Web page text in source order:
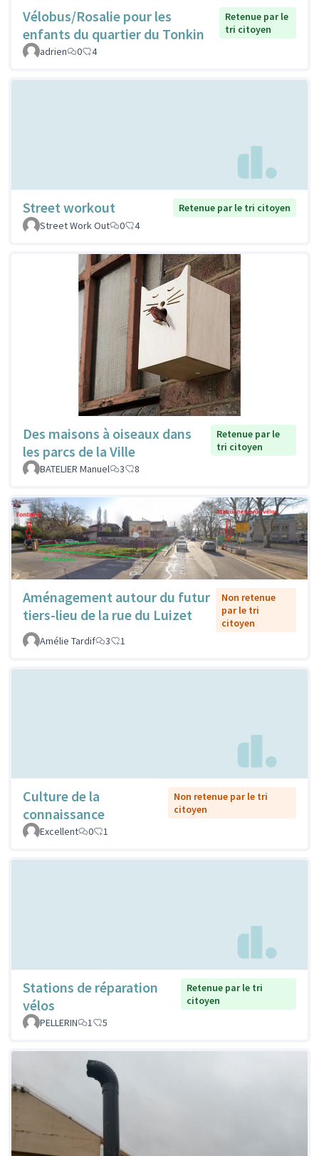
Vélobus/Rosalie pour les
enfants du quartier du Tonkin
Retenue par le
tri citoyen
adrien
0 4
Street workout
Retenue par le tri citoyen
Street Work Out
0 4
Des maisons à oiseaux dans
les parcs de la Ville
Retenue par le
tri citoyen
BATELIER Manuel
3 8
Aménagement autour du futur
tiers-lieu de la rue du Luizet
Non retenue
par le tri
citoyen
Amélie Tardif
3 1
Culture de la
connaissance
Non retenue par le tri
citoyen
Excellent
0 1
Stations de réparation
vélos
Retenue par le tri
citoyen
PELLERIN
1 5